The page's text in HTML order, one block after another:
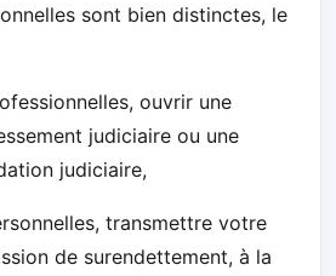
sont bien distinctes, le
ouvrir une
judiciaire ou une
judiciaire,
transmettre votre
de surendettement, à la